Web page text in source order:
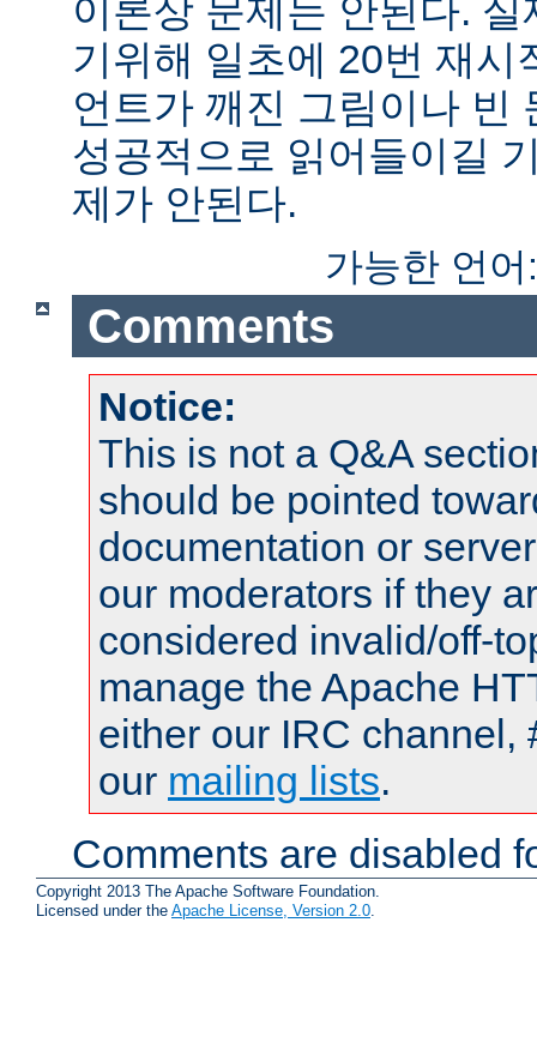
이론상 문제는 안된다.
기위해 일초에 20번 재시
언트가 깨진 그림이나 빈
성공적으로 읽어들이길
제가 안된다.
가능한 언
Comments
Notice:
This is not a Q&A
should be pointed
documentation or
our moderators if they
considered invalid/off-
manage the Apache
either our IRC channel,
our mailing lists.
Comments are disabled
Copyright 2013 The Apache Software Foundation.
Licensed under the Apache License, Version 2.0.